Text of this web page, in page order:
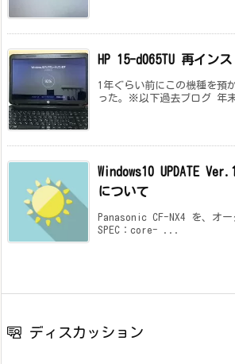
HP 15-d065TU 再イン
1年ぐらい前にこの機種を預
った。※以下過去ブログ 年
Windows10 UPDATE
について
Panasonic CF-NX4 を、オー
SPEC：core- ...
ディスカッション